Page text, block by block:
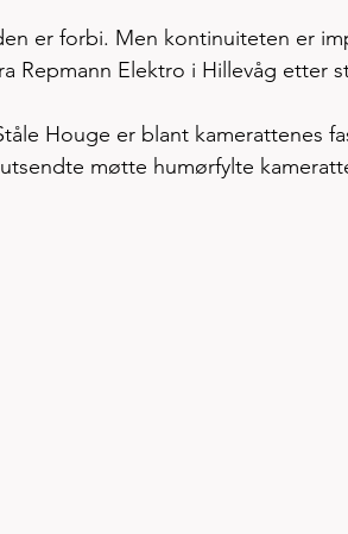
er forbi. Men kontinuiteten er
Repmann Elektro i Hillevåg etter
Houge er blant kamerattenes
møtte humørfylte